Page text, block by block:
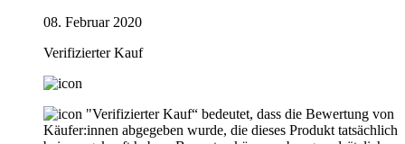
08. Februar 2020
Verifizierter Kauf
"Verifizierter Kauf“ bedeutet, dass die Bewertung von
Käufer:innen abgegeben wurde, die dieses Produkt tatsächlich